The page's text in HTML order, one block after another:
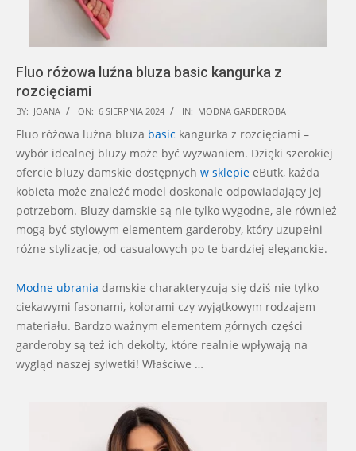
Fluo różowa luźna bluza basic kangurka z
rozcięciami
2024-
08-
06
BY: JOANA ON: 6 SIERPNIA 2024 IN: MODNA GARDEROBA
Fluo różowa luźna bluza basic kangurka z rozcięciami –
wybór idealnej bluzy może być wyzwaniem. Dzięki szerokiej
ofercie bluzy damskie dostępnych w sklepie eButk, każda
kobieta może znaleźć model doskonale odpowiadający jej
potrzebom. Bluzy damskie są nie tylko wygodne, ale również
mogą być stylowym elementem garderoby, który uzupełni
różne stylizacje, od casualowych po te bardziej eleganckie.
Modne ubrania damskie charakteryzują się dziś nie tylko
ciekawymi fasonami, kolorami czy wyjątkowym rodzajem
materiału. Bardzo ważnym elementem górnych części
garderoby są też ich dekolty, które realnie wpływają na
wygląd naszej sylwetki! Właściwe …